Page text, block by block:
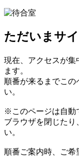
ただいまサ
現在、アクセスが集
ます。
順番が来るまでこの
い。
※このページは自動
ブラウザを閉じたり
い。
順番ご案内時、ご希